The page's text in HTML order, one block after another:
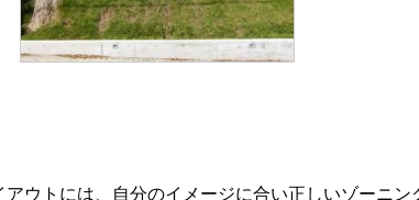
ウトには、自分のイメージに合い正しいゾーニン